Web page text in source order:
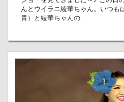
んとウイラニ綾華ちゃん。いつも
貴）と綾華ちゃんの ...